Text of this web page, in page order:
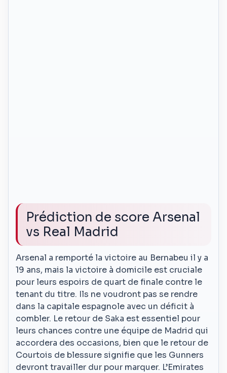
Prédiction de score Arsenal
vs Real Madrid
Arsenal a remporté la victoire au Bernabeu il y a
19 ans, mais la victoire à domicile est cruciale
pour leurs espoirs de quart de finale contre le
tenant du titre. Ils ne voudront pas se rendre
dans la capitale espagnole avec un déficit à
combler. Le retour de Saka est essentiel pour
leurs chances contre une équipe de Madrid qui
accordera des occasions, bien que le retour de
Courtois de blessure signifie que les Gunners
devront travailler dur pour marquer. L’Emirates